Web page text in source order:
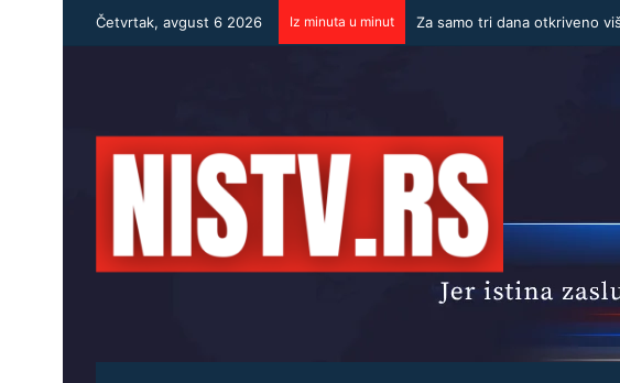
Četvrtak, avgust 6 2026 Iz minuta u minut